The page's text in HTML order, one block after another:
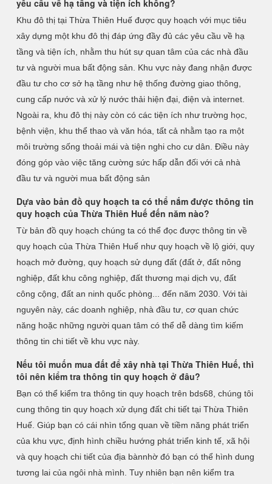
yêu cầu về hạ tầng và tiện ích không?
Khu đô thị tại Thừa Thiên Huế được quy hoạch với mục tiêu
xây dựng một khu đô thị đáp ứng đầy đủ các yêu cầu về hạ
tầng và tiện ích, nhằm thu hút sự quan tâm của các nhà đầu
tư và người mua bất động sản. Khu vực này đang nhận được
đầu tư cho cơ sở hạ tầng như hệ thống đường giao thông,
cung cấp nước và xử lý nước thải hiện đại, điện và internet.
Ngoài ra, khu đô thị này còn có các tiện ích như trường học,
bệnh viện, khu thể thao và văn hóa, tất cả nhằm tạo ra một
môi trường sống thoải mái và tiện nghi cho cư dân. Điều này
đóng góp vào việc tăng cường sức hấp dẫn đối với cả nhà
đầu tư và người mua bất động sản
Dựa vào bản đồ quy hoạch ta có thể nắm được thông tin
quy hoạch của Thừa Thiên Huế đến năm nào?
Từ bản đồ quy hoạch chúng ta có thể đọc được thông tin về
quy hoạch của Thừa Thiên Huế như quy hoạch về lộ giới, quy
hoạch mở đường, quy hoạch sử dụng đất (đất ở, đất nông
nghiệp, đất khu công nghiệp, đất thương mại dịch vụ, đất
công cộng, đất an ninh quốc phòng... đến năm 2030. Với tài
nguyên này, các doanh nghiệp, nhà đầu tư, cơ quan chức
năng hoặc những người quan tâm có thể dễ dàng tìm kiếm
thông tin chi tiết về khu vực này.
Nếu tôi muốn mua đất để xây nhà tại Thừa Thiên Huế, thì
tôi nên kiểm tra thông tin quy hoạch ở đâu?
Bạn có thể kiểm tra thông tin quy hoạch trên bds68, chúng tôi
cung thông tin quy hoạch xử dụng đất chi tiết tại Thừa Thiên
Huế. Giúp bạn có cái nhìn tổng quan về tiềm năng phát triển
của khu vực, định hình chiều hướng phát triển kinh tế, xã hội
và quy hoạch chi tiết của địa bànnhờ đó bạn có thể hình dung
tương lai của ngôi nhà mình. Tuy nhiên bạn nên kiểm tra